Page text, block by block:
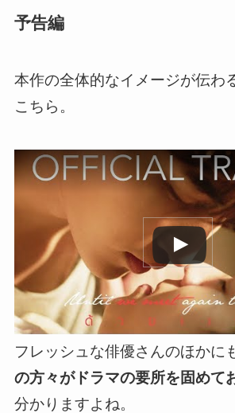
予告編
本作の全体的なイメージが伝わ
こちら。
この動画を YouTube で視聴
フレッシュな俳優さんのほかに
の方々がドラマの要所を固めて
分かりますよね。